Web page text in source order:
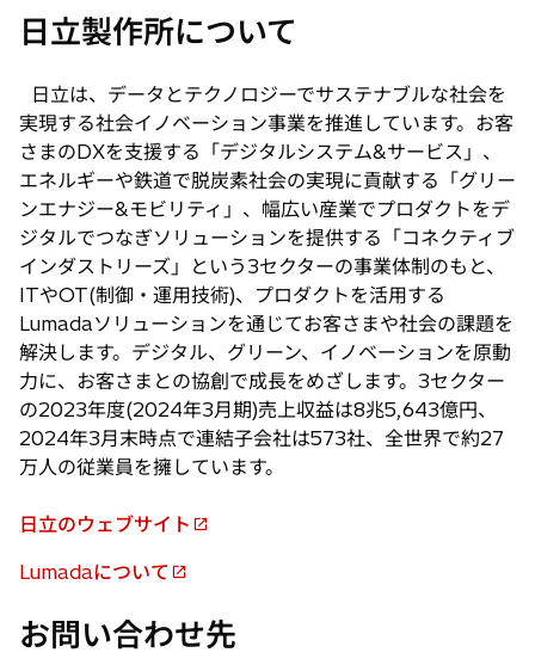
日立製作所について
日立は、データとテクノロジーでサステナブルな社会を
実現する社会イノベーション事業を推進しています。お客
さまのDXを支援する「デジタルシステム&サービス」、
エネルギーや鉄道で脱炭素社会の実現に貢献する「グリー
ンエナジー&モビリティ」、幅広い産業でプロダクトをデ
ジタルでつなぎソリューションを提供する「コネクティブ
インダストリーズ」という3セクターの事業体制のもと、
ITやOT(制御・運用技術)、プロダクトを活用する
Lumadaソリューションを通じてお客さまや社会の課題を
解決します。デジタル、グリーン、イノベーションを原動
力に、お客さまとの協創で成長をめざします。3セクター
の2023年度(2024年3月期)売上収益は8兆5,643億円、
2024年3月末時点で連結子会社は573社、全世界で約27
万人の従業員を擁しています。
日立のウェブサイト
新
し
タ
ブ
Lumadaについて
新
い
お問い合わせ先